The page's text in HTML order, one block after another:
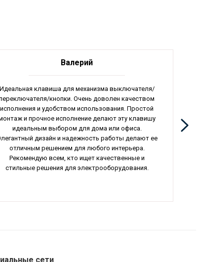
Валерий
Идеальная клавиша для механизма выключателя/
кнопки. Очень доволен качеством
исполнения и удобством использования. Простой
и прочное исполнение делают эту клавишу
идеальным выбором для дома или офиса.
дизайн и надежность работы делают ее
отличным решением для любого интерьера.
Рекомендую всем, кто ищет качественные и
стильные решения для электрооборудования.
сети